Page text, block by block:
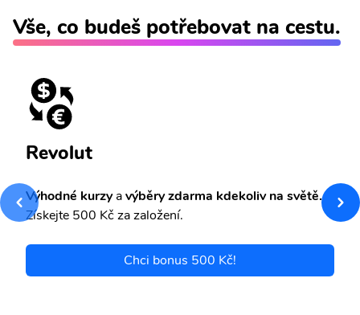
Vše, co budeš potřebovat na cestu.
Revolut
Výhodné kurzyavýběry zdarma kdekoliv na světě.
Získejte 500 Kč za založení.
Chci bonus 500 Kč!